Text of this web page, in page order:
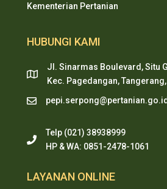
Kementerian Pertanian
HUBUNGI KAMI
Jl. Sinarmas Boulevard, Situ
Kec. Pagedangan,
pepi.serpong@pertanian.go.id
Telp (021) 38938999
HP & WA: 0851-2478-1061
LAYANAN ONLINE